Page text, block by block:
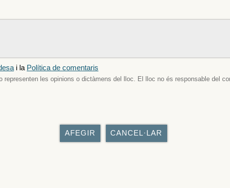
i la Política de comentaris
les opinions o dictàmens del lloc. El lloc no és responsable del